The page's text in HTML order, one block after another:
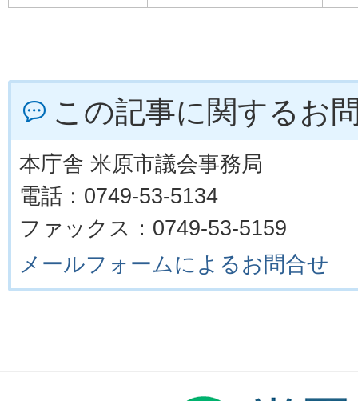
この記事に関するお
本庁舎 米原市議会事務局
電話：0749-53-5134
ファックス：0749-53-5159
メールフォームによるお問合せ